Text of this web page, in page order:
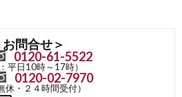
お問合せ＞
0120-61-5522
平日10時～17時）
0120-02-7970
休・２４時間受付）